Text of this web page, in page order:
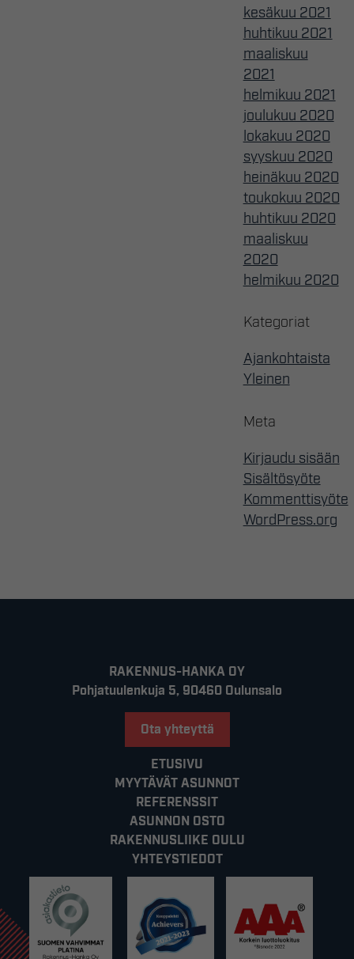
kesäkuu 2021
huhtikuu 2021
maaliskuu
2021
helmikuu 2021
joulukuu 2020
lokakuu 2020
syyskuu 2020
heinäkuu 2020
toukokuu 2020
huhtikuu 2020
maaliskuu
2020
helmikuu 2020
Kategoriat
Ajankohtaista
Yleinen
Meta
Kirjaudu sisään
Sisältösyöte
Kommenttisyöte
WordPress.org
RAKENNUS-HANKA OY
Pohjatuulenkuja 5, 90460 Oulunsalo
Ota yhteyttä
ETUSIVU
MYYTÄVÄT ASUNNOT
REFERENSSIT
ASUNNON OSTO
RAKENNUSLIIKE OULU
YHTEYSTIEDOT